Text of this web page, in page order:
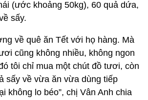
(ước khoảng 50kg), 60 quả dứa,
sấy.
về quê ăn Tết với họ hàng. Mà
cũng không nhiều, không ngon
tôi chỉ mua một chút đồ tươi, còn
sấy về vừa ăn vừa dùng tiếp
không lo béo”, chị Vân Anh chia